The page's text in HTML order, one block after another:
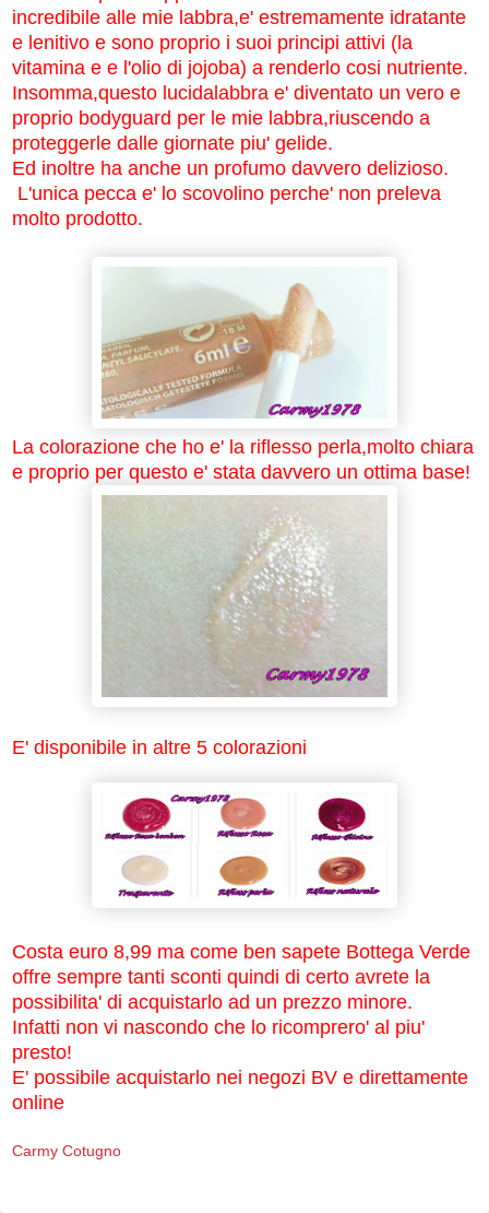
incredibile alle mie labbra,e' estremamente idratante
e lenitivo e sono proprio i suoi principi attivi (la
vitamina e e l'olio di jojoba) a renderlo cosi nutriente.
Insomma,questo lucidalabbra e' diventato un vero e
proprio bodyguard per le mie labbra,riuscendo a
proteggerle dalle giornate piu' gelide.
Ed inoltre ha anche un profumo davvero delizioso.
L'unica pecca e' lo scovolino perche' non preleva
molto prodotto.
La colorazione che ho e' la riflesso perla,molto chiara
e proprio per questo e' stata davvero un ottima base!
E' disponibile in altre 5 colorazioni
Costa euro 8,99 ma come ben sapete Bottega Verde
offre sempre tanti sconti quindi di certo avrete la
possibilita' di acquistarlo ad un prezzo minore.
Infatti non vi nascondo che lo ricomprero' al piu'
presto!
E' possibile acquistarlo nei negozi BV e direttamente
online
Carmy Cotugno